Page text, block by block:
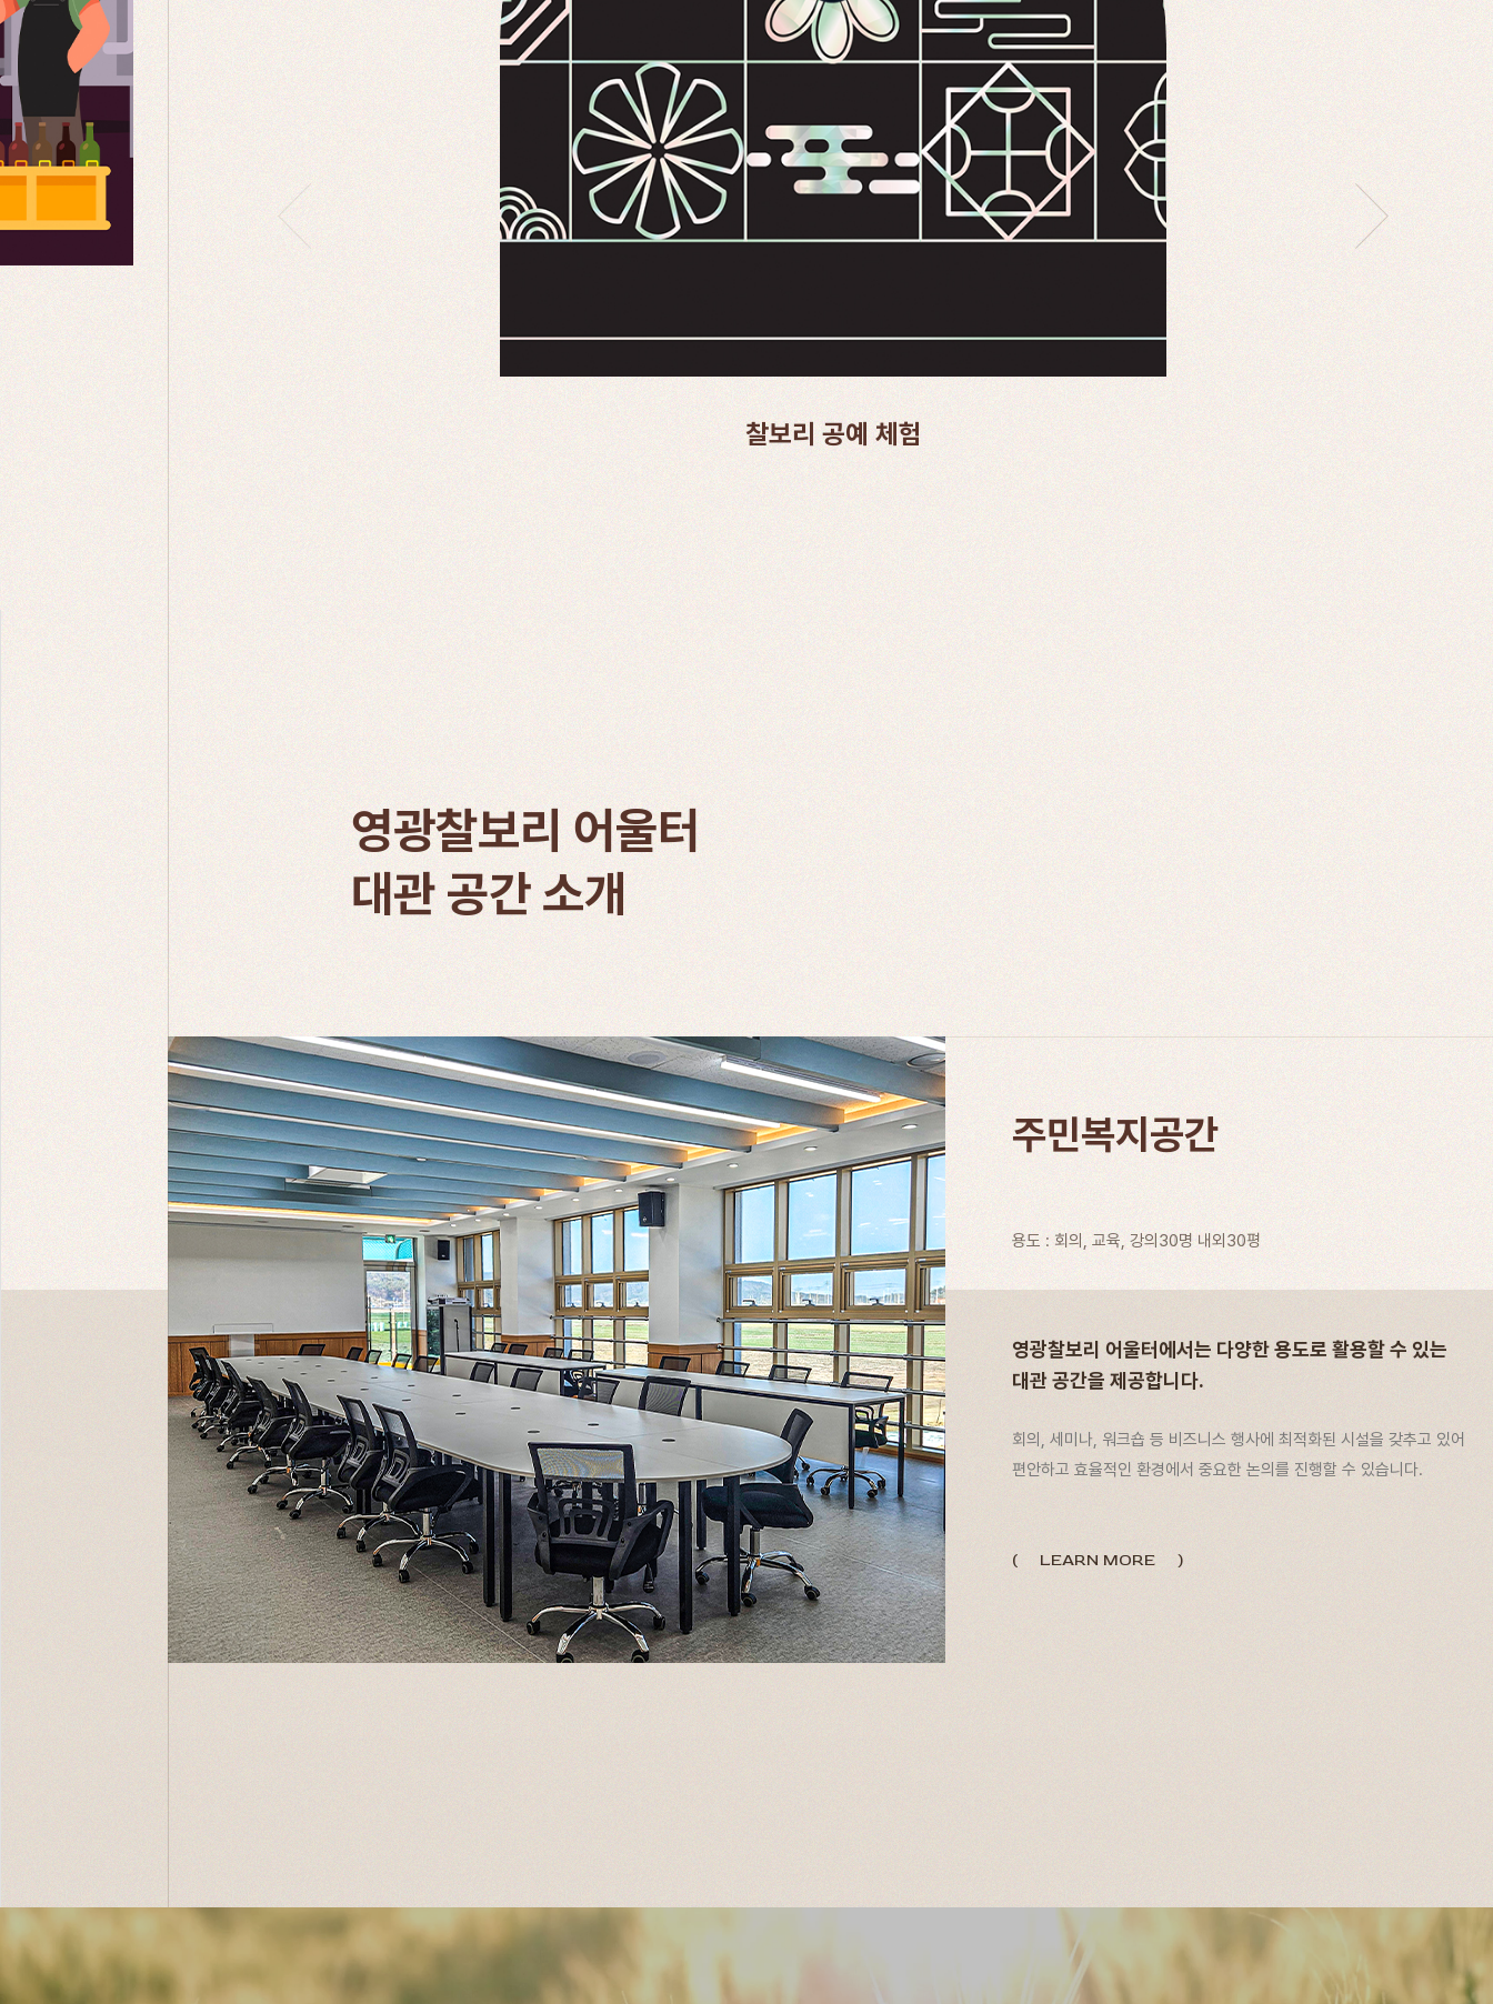
찰보리 고추장 만들기 체험
영광찰보리 어울터
대관 공간 소개
주민복지공간
용도 : 회의, 교육, 강의 30명 내외 30평
영광찰보리 어울터에서는 다양한 용도로 활용할 수 있는
대관 공간을 제공합니다.
회의, 세미나, 워크숍 등 비즈니스 행사에 최적화된 시설을 갖추고 있어
편안하고 효율적인 환경에서 중요한 논의를 진행할 수 있습니다.
( LEARN MORE )